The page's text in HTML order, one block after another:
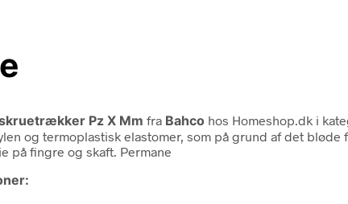
Pz X Mm fra Bahco hos Homeshop.dk i
og termoplastisk elastomer, som på grund af det
på fingre og skaft. Permane